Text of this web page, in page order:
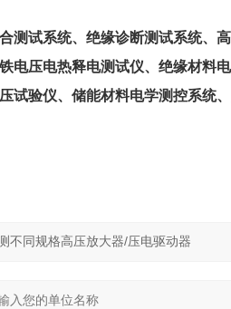
测试系统、绝缘诊断测试系统、
电压电热释电测试仪、绝缘材料
试验仪、储能材料电学测控系统